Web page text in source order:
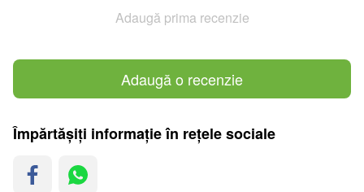
Adaugă prima recenzie
Adaugă o recenzie
Împărtășiți informație în rețele sociale